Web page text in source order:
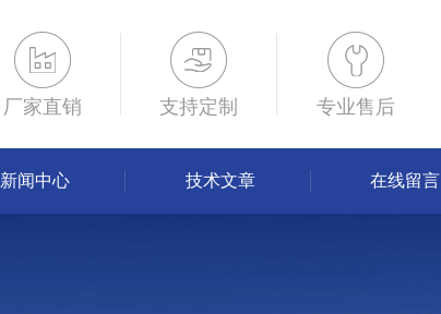
厂家直销 支持定制 专业售后
新闻中心 技术文章 在线留言